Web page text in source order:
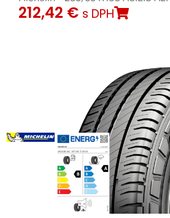
212,42 € s DPH